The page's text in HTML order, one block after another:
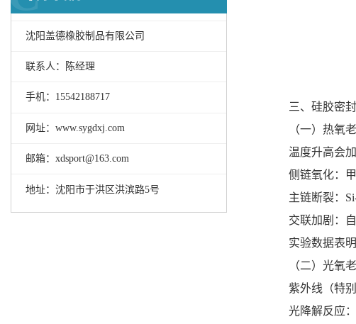
沈阳盖德橡胶制品有限公司
联系人：陈经理
手机：15542188717
网址：www.sygdxj.com
邮箱：xdsport@163.com
地址：沈阳市于洪区洪滨路5号
三、硅胶密
（一）热氧
温度升高会
侧链氧化：
主链断裂：
交联加剧：
实验数据表
（二）光氧
紫外线（特
光降解反应